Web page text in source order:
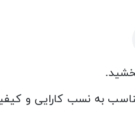
به نسب کارایی و